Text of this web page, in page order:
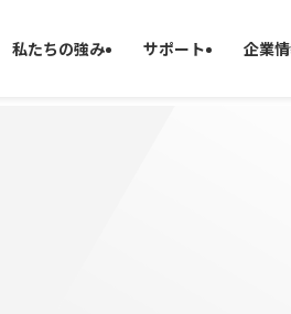
私たちの強み サポート 企業